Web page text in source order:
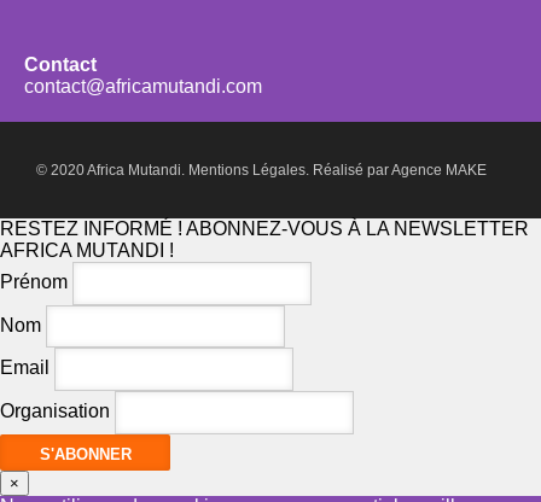
Contact
contact@africamutandi.com
© 2020 Africa Mutandi. Mentions Légales. Réalisé parAgence MAKE
RESTEZ INFORMÉ ! ABONNEZ-VOUS À LA NEWSLETTER
AFRICA MUTANDI !
Prénom
Nom
Email
Organisation
×